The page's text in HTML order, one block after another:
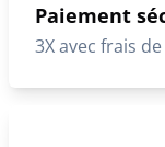
Paiement
3X avec frais